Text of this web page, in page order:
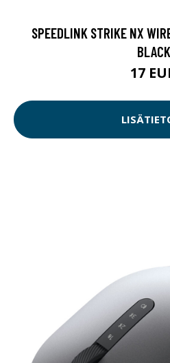
SPEEDLINK STRIKE NX
BLACK
17